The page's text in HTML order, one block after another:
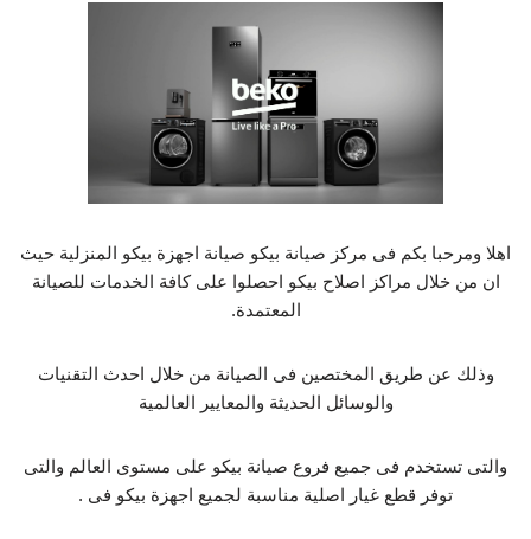
اهلا ومرحبا بكم فى مركز صيانة بيكو صيانة اجهزة بيكو المنزلية حيث
ان من خلال مراكز اصلاح بيكو احصلوا على كافة الخدمات للصيانة
المعتمدة.
وذلك عن طريق المختصين فى الصيانة من خلال احدث التقنيات
والوسائل الحديثة والمعايير العالمية
والتى تستخدم فى جميع فروع صيانة بيكو على مستوى العالم والتى
توفر قطع غيار اصلية مناسبة لجميع اجهزة بيكو فى .